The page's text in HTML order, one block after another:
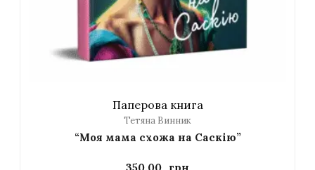
Паперова книга
Тетяна Винник
“Моя мама схожа на Саскію”